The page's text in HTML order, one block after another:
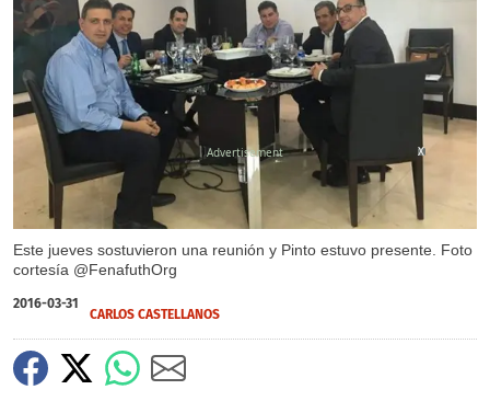
Este jueves sostuvieron una reunión y Pinto estuvo presente. Foto
cortesía @FenafuthOrg
X
2016-03-31
CARLOS CASTELLANOS